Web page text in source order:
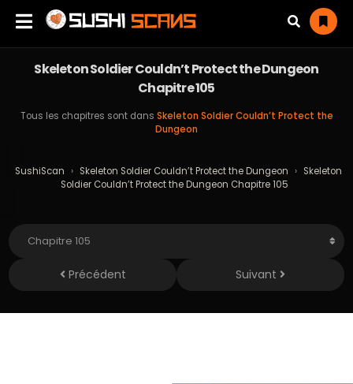
Skeleton Soldier Couldn’t Protect the Dungeon
Chapitre 105
Tous les chapitres sont dans Skeleton Soldier Couldn’t Protect the
Dungeon
SushiScan › Skeleton Soldier Couldn’t Protect the Dungeon › Skeleton
Soldier Couldn’t Protect the Dungeon Chapitre 105
Précédent Suivant